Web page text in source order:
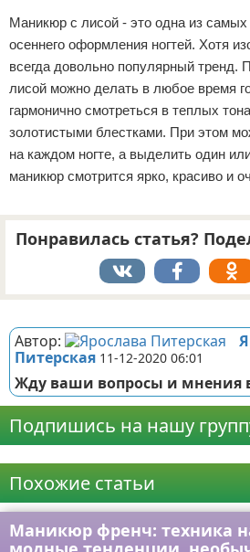
Маникюр с лисой - это одна из
осеннего оформления ногтей. Хотя
всегда довольно популярный тренд.
лисой можно делать в любое время
гармонично смотреться в теплых
золотистыми блестками. При этом
на каждом ногте, а выделить один
маникюр смотрится ярко, красиво и
Понравилась статья?
Автор:
Питерская 11-12-2020 06:01
Жду ваши вопросы и мнения
Подпишись на нашу
Похожие статьи
Маникюр френч: техника